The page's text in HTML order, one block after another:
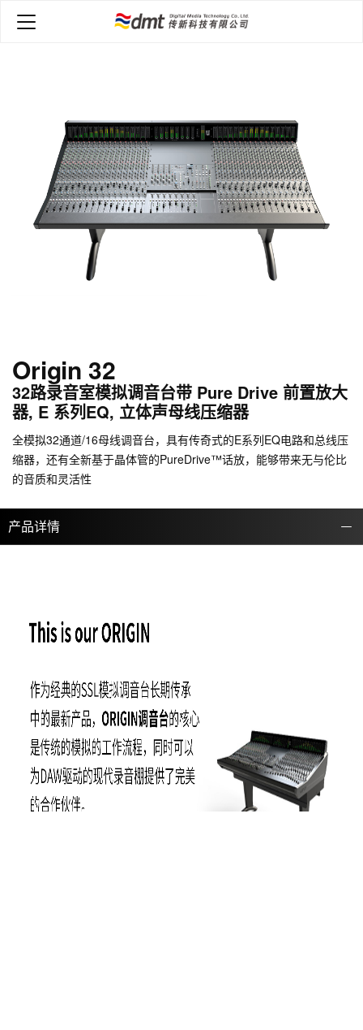
Origin 32
32路录音室模拟调音台带 Pure Drive 前置放大
器, E 系列EQ, 立体声母线压缩器
全模拟32通道/16母线调音台，具有传奇式的E系列EQ电路和总线压
缩器，还有全新基于晶体管的PureDrive™话放，能够带来无与伦比
的音质和灵活性
产品详情